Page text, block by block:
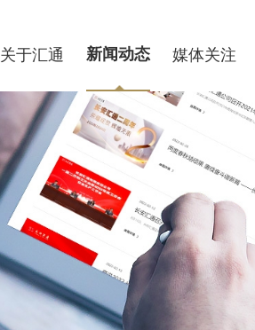
关于汇通 新闻动态 媒体关注